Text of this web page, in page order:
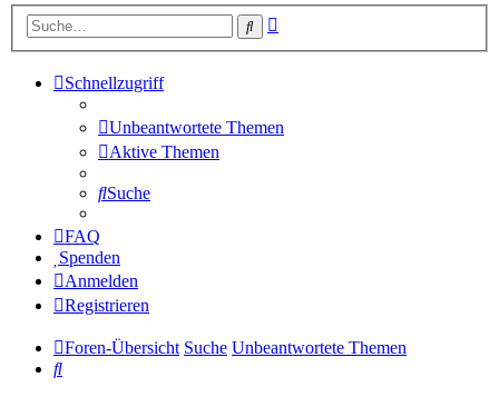
Suche
Schnellzugriff
Unbeantwortete Themen
Aktive Themen
Suche
FAQ
Spenden
Anmelden
Registrieren
Foren-Übersicht Suche Unbeantwortete Themen
Suche